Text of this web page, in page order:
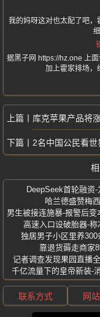
我的妈呀这对也太配了吧
据黑子网 https://hz.one 上
加上霍家排场，
库克苹果产品将涨价-
2名中国公民看世
DeepSeek首轮融资
哈兰德盛赞梅
高速入口设破胎器-
独居男子小区里养
靠退货薅走商家
记者调查发现果园直播
千亿流量下的皇帝新装-
联系方式 网